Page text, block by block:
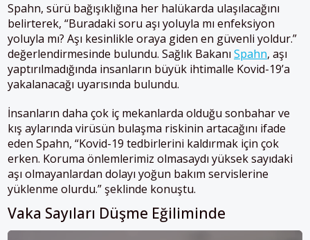
Spahn, sürü bağışıklığına her halükarda ulaşılacağını
belirterek, “Buradaki soru aşı yoluyla mı enfeksiyon
yoluyla mı? Aşı kesinlikle oraya giden en güvenli yoldur.”
değerlendirmesinde bulundu. Sağlık Bakanı Spahn, aşı
yaptırılmadığında insanların büyük ihtimalle Kovid-19’a
yakalanacağı uyarısında bulundu.
İnsanların daha çok iç mekanlarda olduğu sonbahar ve
kış aylarında virüsün bulaşma riskinin artacağını ifade
eden Spahn, “Kovid-19 tedbirlerini kaldırmak için çok
erken. Koruma önlemlerimiz olmasaydı yüksek sayıdaki
aşı olmayanlardan dolayı yoğun bakım servislerine
yüklenme olurdu.” şeklinde konuştu.
Vaka Sayıları Düşme Eğiliminde